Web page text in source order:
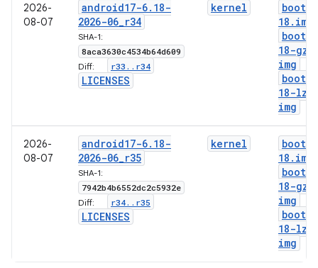
2026-
08-07
android17-6. 18-
2026-06_r34
SHA-1:
8aca3630c4534b64d609
Diff: r33 . . r34
LICENSES
kernel
boot-6
18 . img
boot-6
18-gz
img
boot-6
18-lz4
img
2026-
08-07
android17-6. 18-
2026-06_r35
SHA-1:
7942b4b6552dc2c5932e
Diff: r34. . r35
LICENSES
kernel
boot-6
18 . img
boot-6
18-gz
img
boot-6
18-lz4
img